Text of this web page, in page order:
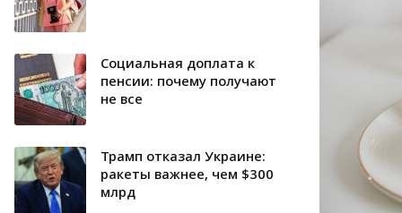
Социальная доплата к
пенсии: почему получают
не все
Трамп отказал Украине:
ракеты важнее, чем $300
млрд